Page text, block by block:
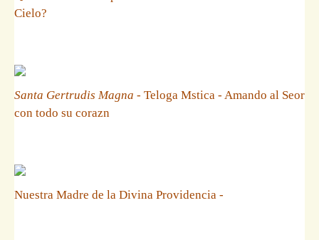
Cielo?
Santa Gertrudis Magna - Teloga Mstica - Amando al Seor
con todo su corazn
Nuestra Madre de la Divina Providencia -